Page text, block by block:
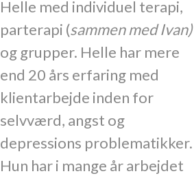
Helle med individuel terapi,
parterapi (sammen med Ivan)
og grupper. Helle har mere
end 20 års erfaring med
klientarbejde inden for
selvværd, angst og
depressions problematikker.
Hun har i mange år arbejdet